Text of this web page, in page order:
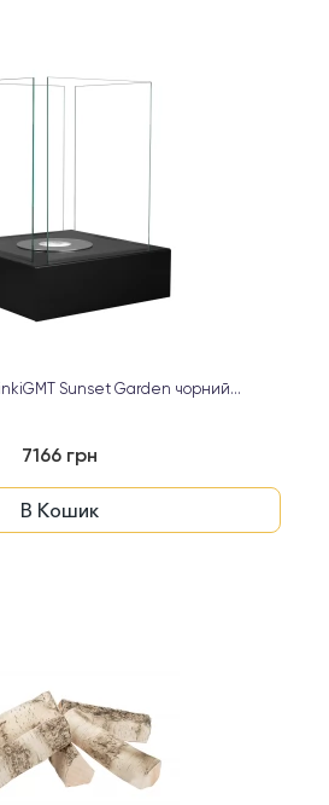
Sunset Garden чорний...
7166 грн
В Кошик